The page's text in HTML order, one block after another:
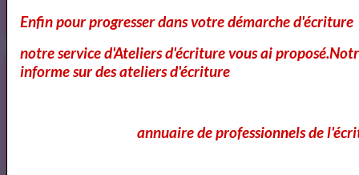
Cours et Ateliers de Cinema
Enfin pour progresser dans votre démarche d'écriture
notre service d'Ateliers d'écriture vous ai
informe sur des ateliers d'écriture
annuaire de professionnels de